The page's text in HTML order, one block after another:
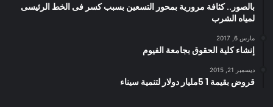
بالصور.. كثافة مرورية بمحور التسعين بسبب كسر فى الخط الرئيسى
لمياه الشرب
مارس 6, 2017
إنشاء كلية الحقوق بجامعة الفيوم
ديسمبر 21, 2015
قروض بقيمة 1 5مليار دولار لتنمية سيناء